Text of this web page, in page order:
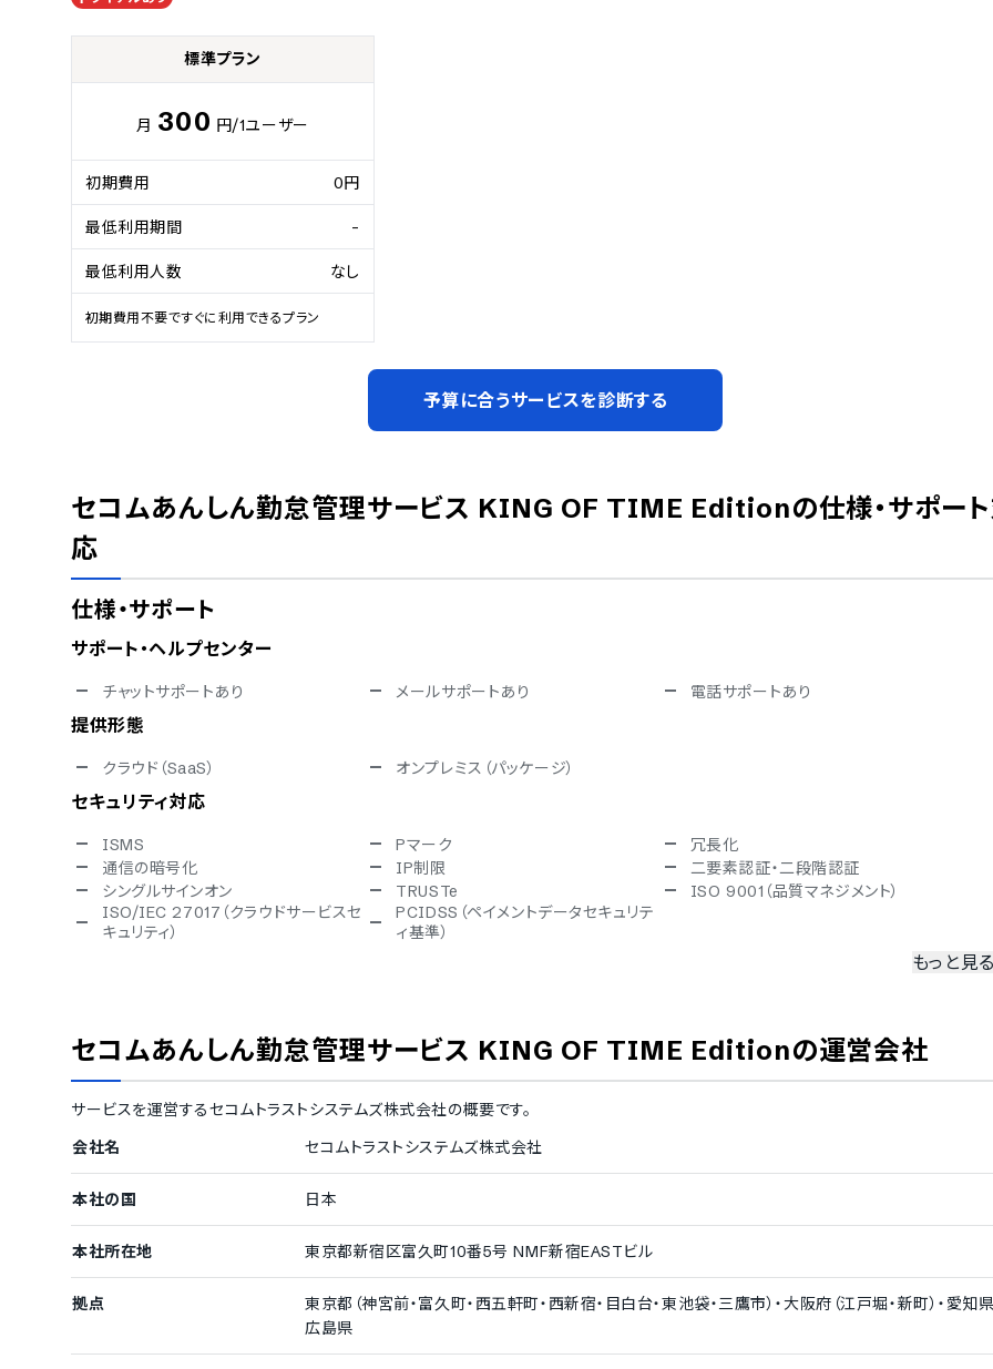
標準プラン
月 300 円/1ユーザー
初期費用 0円
最低利用期間 -
最低利用人数 なし
初期費用不要ですぐに利用できるプラン
予算に合うサービスを診断する
セコムあんしん勤怠管理サービス KING OF TIME Editionの仕様・サポー
応
仕様・サポート
サポート・ヘルプセンター
チャットサポートあり メールサポートあり 電話サポートあり
提供形態
クラウド（SaaS） オンプレミス（パッケージ）
セキュリティ対応
ISMS Pマーク
冗長化
通信の暗号化
IP制限
二要素認証・二段階認証
シングルサインオン
TRUSTe
ISO 9001（品質マネジメント）
ISO/IEC 27017（クラウドサービスセ
キュリティ）
PCIDSS（ペイメントデータセキュリテ
ィ基準）
ベトナム語
IT導入補助金
応
タブレット対応
もっと見
セコムあんしん勤怠管理サービス KING OF TIME Editionの運営会社
サービスを運営するセコムトラストシステムズ株式会社の概要です。
会社名
セコムトラストシステムズ株式会社
本社の国 日本
本社所在地 東京都新宿区富久町10番5号 NMF新宿EASTビル
拠点
東京都（神宮前・富久町・西五軒町・西新宿・目白台・東池袋・三鷹市）・大阪府（江戸堀・新町）・愛知県
広島県